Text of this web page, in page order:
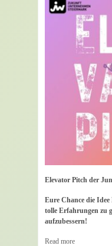
Elevator Pitch der
Eure Chance die
tolle Erfahrungen zu
aufzubessern!
Read more